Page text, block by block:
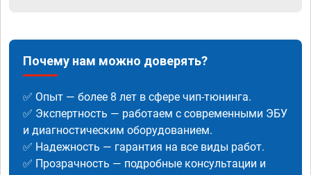
Почему нам можно доверять?
✅ Опыт — более 8 лет в сфере чип-тюнинга.
✅ Экспертность — работаем с современными ЭБУ
и диагностическим оборудованием.
✅ Надежность — гарантия на все виды работ.
✅ Прозрачность — подробные консультации и